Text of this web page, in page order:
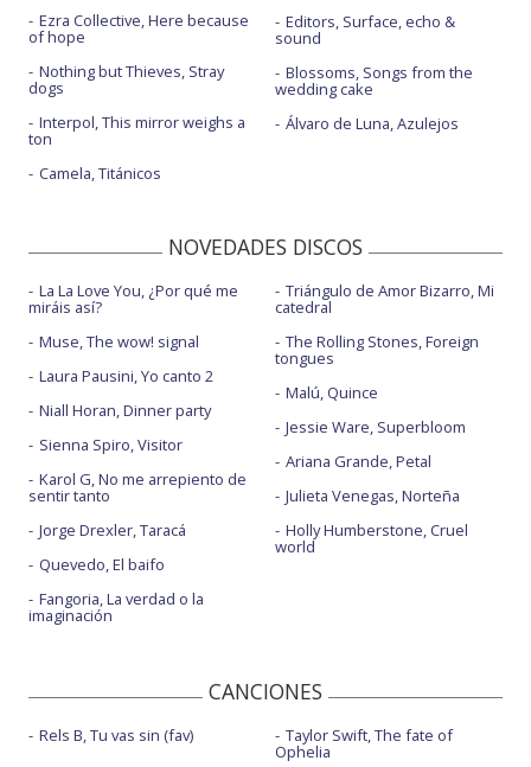
Ezra Collective, Here because
of hope
Nothing but Thieves, Stray
dogs
Interpol, This mirror weighs a
ton
Camela, Titánicos
Editors, Surface, echo &
sound
Blossoms, Songs from the
wedding cake
Álvaro de Luna, Azulejos
NOVEDADES DISCOS
La La Love You, ¿Por qué me
miráis así?
Muse, The wow! signal
Laura Pausini, Yo canto 2
Niall Horan, Dinner party
Sienna Spiro, Visitor
Karol G, No me arrepiento de
sentir tanto
Jorge Drexler, Taracá
Quevedo, El baifo
Fangoria, La verdad o la
imaginación
Triángulo de Amor Bizarro, Mi
catedral
The Rolling Stones, Foreign
tongues
Malú, Quince
Jessie Ware, Superbloom
Ariana Grande, Petal
Julieta Venegas, Norteña
Holly Humberstone, Cruel
world
CANCIONES
Rels B, Tu vas sin (fav) Taylor Swift, The fate of
Ophelia